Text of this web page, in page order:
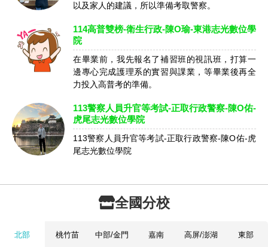
以及家人的建議，所以準備考取警察。
114高普雙榜-衛生行政-陳O瑜-東港志光數位學
院
在畢業前，我先報名了補習班的視訊班，打算一
邊專心完成護理系的實習與課業，等畢業後再全
力投入高普考的準備。
113警察人員升官等考試-正取行政警察-陳O佑-
虎尾志光數位學院
113警察人員升官等考試-正取行政警察-陳O佑-虎
尾志光數位學院
全國分校
北部 桃竹苗 中部/金門 嘉南 高屏/澎湖 東部